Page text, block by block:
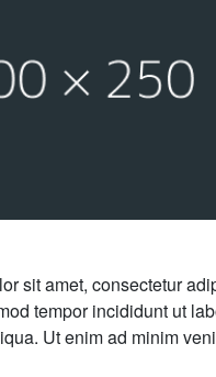
sit amet, consectetur
tempor incididunt ut
Ut enim ad minim